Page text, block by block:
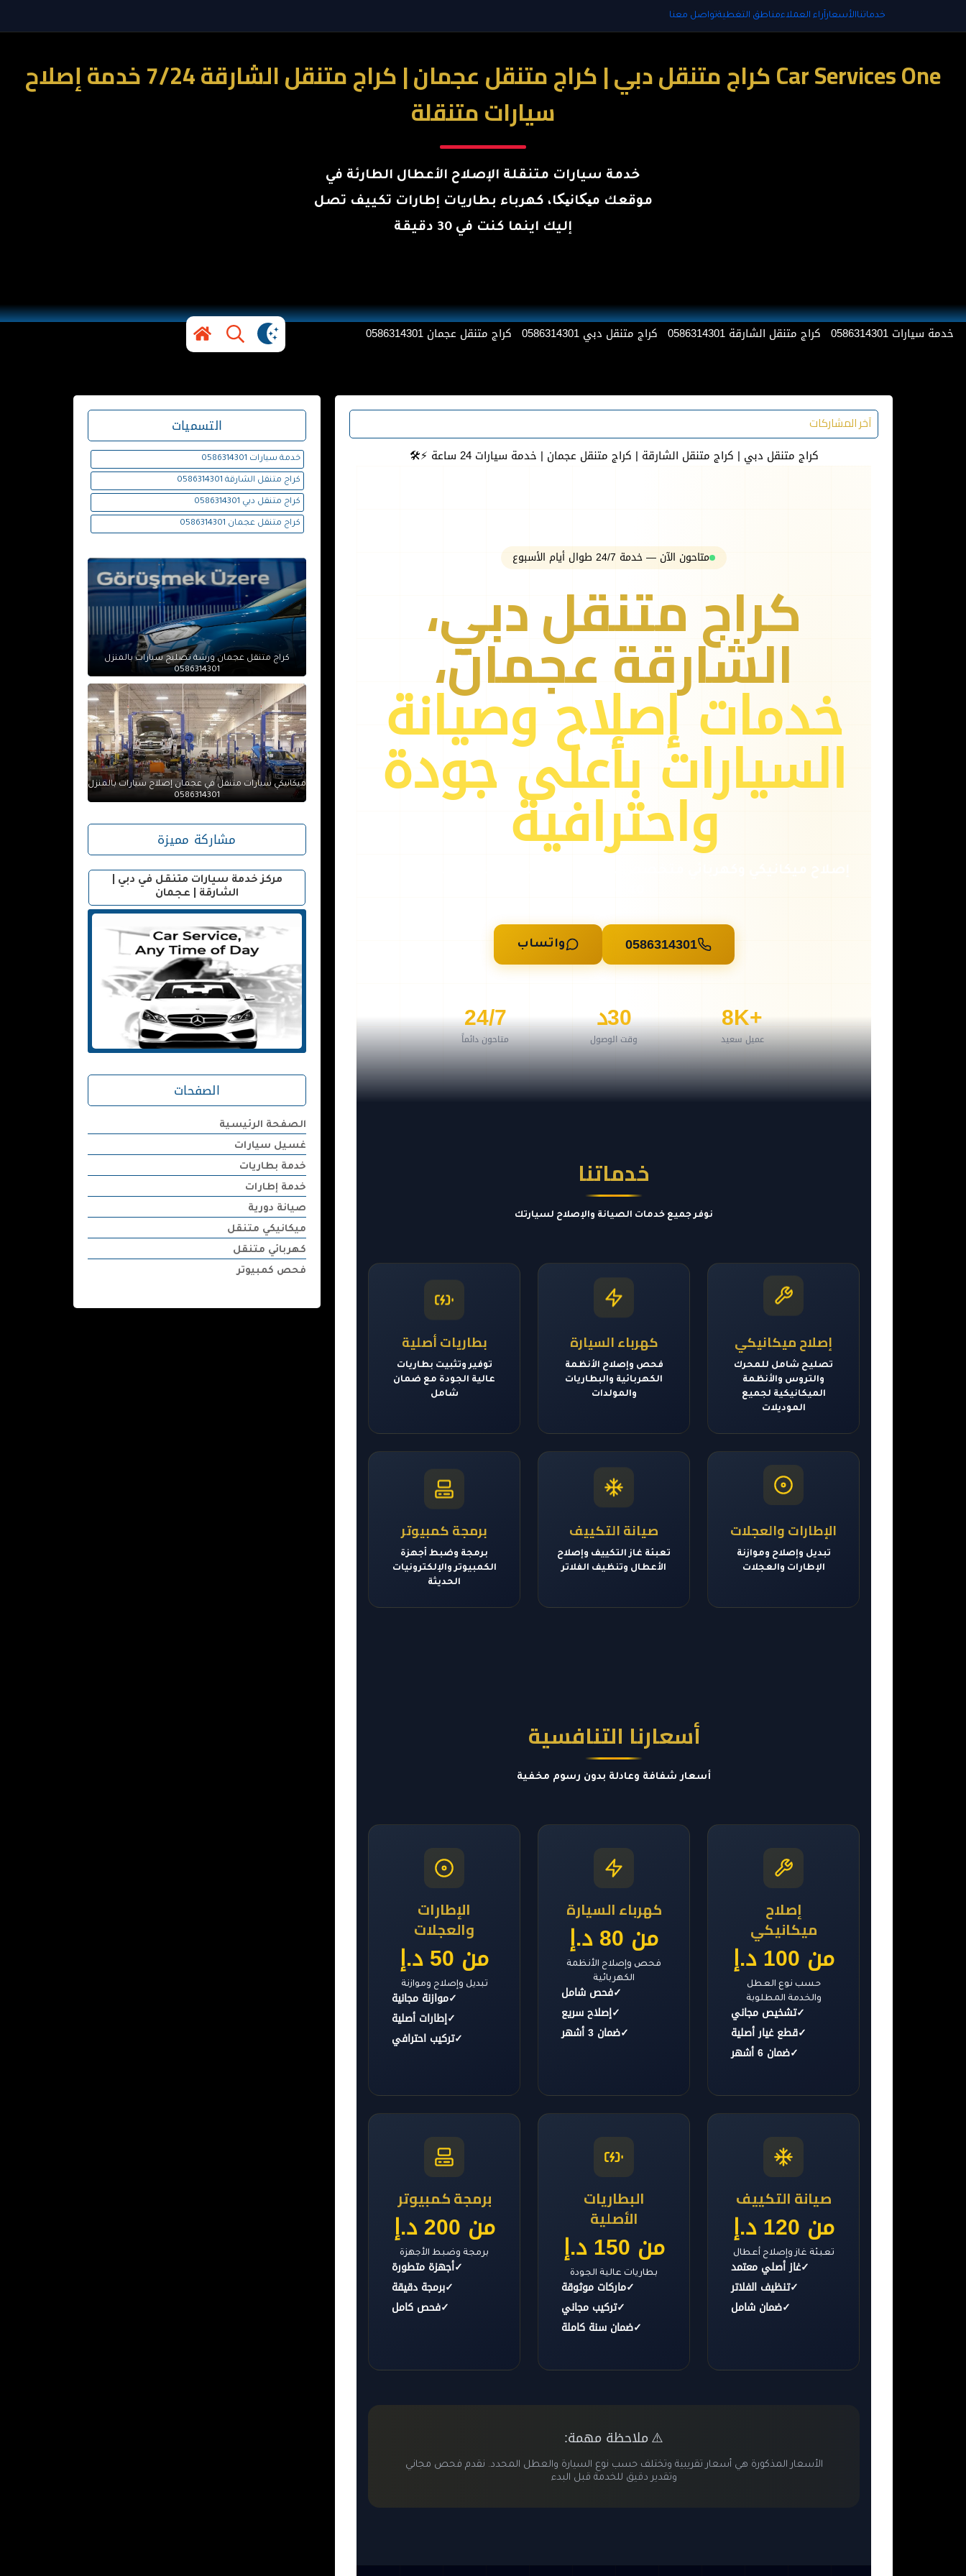
Car Services One كراج متنقل دبي | كراج متنقل عجمان | كراج متنقل الشارقة 7/24 خدمة إصلاح
سيارات متنقلة
خدمة سيارات متنقلة الإصلاح الأعطال الطارئة في
موقعك میکانیکا، كهرباء بطاريات إطارات تكييف تصل
إليك اينما كنت في 30 دقيقة
خدمة سيارات 0586314301 كراج متنقل الشارقة 0586314301 كراج متنقل دبي 0586314301 كراج متنقل عجمان 0586314301
آخر المشاركات
كراج متنقل دبي | كراج متنقل الشارقة | كراج متنقل عجمان | خدمة سيارات 24 ساعة ⚡️🛠
خدماتناالأسعارآراء العملاءمناطق التغطيةتواصل معنا
متاحون الآن — خدمة 24/7 طوال أيام الأسبوع
كراج متنقل دبي،
الشارقة عجمان،
خدمات إصلاح وصيانة
السيارات بأعلى جودة
واحترافية
0586314301 واتساب
+8K
عميل سعيد
30د
وقت الوصول
24/7
متاحون دائماً
خدماتنا
نوفر جميع خدمات الصيانة والإصلاح لسيارتك
إصلاح ميكانيكي
تصليح شامل للمحرك
والتروس والأنظمة
الميكانيكية لجميع
الموديلات
كهرباء السيارة
فحص وإصلاح الأنظمة
الكهربائية والبطاريات
والمولدات
بطاريات أصلية
توفير وتثبيت بطاريات
عالية الجودة مع ضمان
شامل
الإطارات والعجلات
تبديل وإصلاح وموازنة
الإطارات والعجلات
صيانة التكييف
تعبئة غاز التكييف وإصلاح
الأعطال وتنظيف الفلاتر
برمجة كمبيوتر
برمجة وضبط أجهزة
الكمبيوتر والإلكترونيات
الحديثة
أسعارنا التنافسية
أسعار شفافة وعادلة بدون رسوم مخفية
إصلاح
ميكانيكي
من 100 د.إ
حسب نوع العطل
والخدمة المطلوبة
✓تشخيص مجاني
✓قطع غيار أصلية
✓ضمان 6 أشهر
كهرباء السيارة
من 80 د.إ
فحص وإصلاح الأنظمة
الكهربائية
✓فحص شامل
✓إصلاح سريع
✓ضمان 3 أشهر
الإطارات
والعجلات
من 50 د.إ
تبديل وإصلاح وموازنة
✓موازنة مجانية
✓إطارات أصلية
✓تركيب احترافي
صيانة التكييف
من 120 د.إ
تعبئة غاز وإصلاح أعطال
✓غاز أصلي معتمد
✓تنظيف الفلاتر
✓ضمان شامل
البطاريات
الأصلية
من 150 د.إ
بطاريات عالية الجودة
✓ماركات موثوقة
✓تركيب مجاني
✓ضمان سنة كاملة
برمجة كمبيوتر
من 200 د.إ
برمجة وضبط الأجهزة
✓أجهزة متطورة
✓برمجة دقيقة
✓فحص كامل
⚠️ ملاحظة مهمة:
الأسعار المذكورة هي أسعار تقريبية وتختلف حسب نوع السيارة والعطل المحدد. نقدم فحص مجاني
وتقدير دقيق للخدمة قبل البدء
التسميات
خدمة سيارات 0586314301
كراج متنقل الشارقة 0586314301
كراج متنقل دبي 0586314301
كراج متنقل عجمان 0586314301
كراج متنقل عجمان ورشة تصليح سيارات بالمنزل
0586314301
ميكانيكي سيارات متنقل في عجمان إصلاح سيارات بالمنزل
0586314301
مشاركة مميزة
مركز خدمة سيارات متنقل في دبي |
الشارقة | عجمان
الصفحات
الصفحة الرئيسية
غسيل سيارات
خدمة بطاريات
خدمة إطارات
صيانة دورية
ميكانيكي متنقل
كهربائي متنقل
فحص كمبيوتر